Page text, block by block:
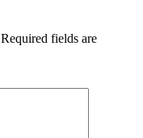
Required fields are